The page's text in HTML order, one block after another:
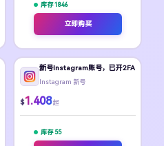
库存 1846
立即购买
新号Instagram账号，已开2FA
Instagram 新号
$1.408 起
库存 55